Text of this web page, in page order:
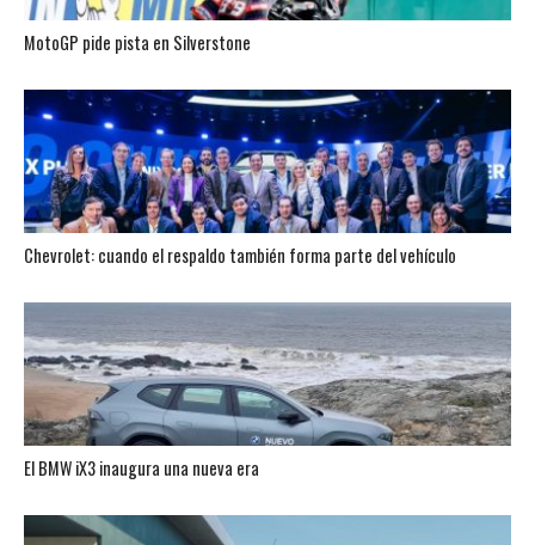
MotoGP pide pista en Silverstone
Chevrolet: cuando el respaldo también forma parte del vehículo
El BMW iX3 inaugura una nueva era